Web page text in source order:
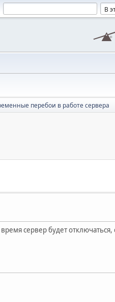
перебои в работе сервера
сервер будет отключаться,